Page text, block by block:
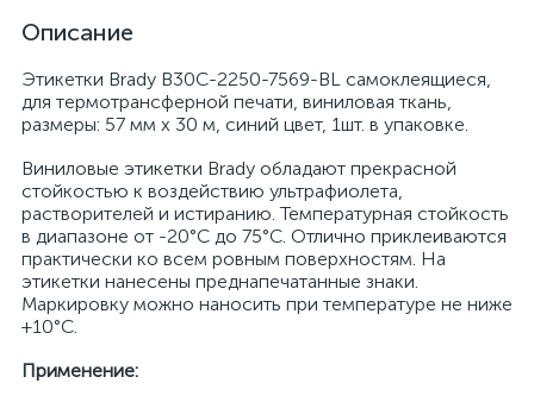
Описание
Этикетки Brady B30C-2250-7569-BL самоклеящиеся,
для термотрансферной печати, виниловая ткань,
размеры: 57 мм x 30 м, синий цвет, 1шт. в упаковке.
Виниловые этикетки Brady обладают прекрасной
стойкостью к воздействию ультрафиолета,
растворителей и истиранию. Температурная стойкость
в диапазоне от -20°C до 75°C. Отлично приклеиваются
практически ко всем ровным поверхностям. На
этикетки нанесены преднапечатанные знаки.
Маркировку можно наносить при температуре не ниже
+10°C.
Применение: